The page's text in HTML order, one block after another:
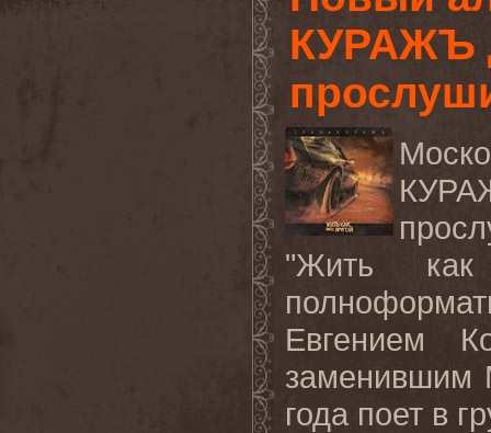
КУРАЖЪ
"Жить
Евгением
заменившим
года поет в